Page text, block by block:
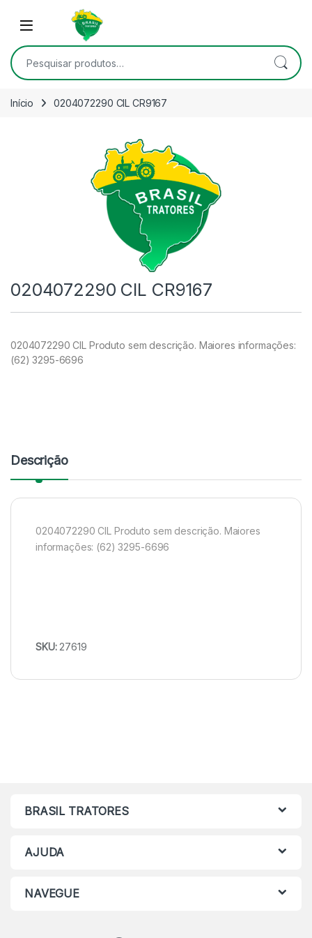
Skip to navigation
Open
Pesquisar por:
Início 0204072290 CIL CR9167
0204072290 CIL CR9167
0204072290 CIL Produto sem descrição. Maiores informações:
(62) 3295-6696
Descrição
0204072290 CIL Produto sem descrição. Maiores
informações: (62) 3295-6696
SKU: 27619
BRASIL TRATORES
AJUDA
NAVEGUE